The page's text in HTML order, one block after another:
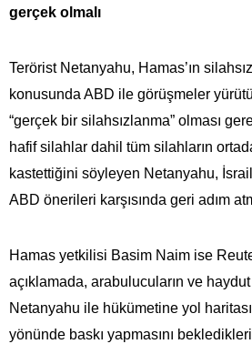
gerçek olmalı
Terörist Netanyahu, Hamas’ın
konusunda ABD ile görüşmeler
“gerçek bir silahsızlanma” olması
hafif silahlar dahil tüm silahların
kastettiğini söyleyen Netanyahu,
ABD önerileri karşısında geri adım
Hamas yetkilisi Basim Naim ise
açıklamada, arabulucuların ve
Netanyahu ile hükümetine yol
yönünde baskı yapmasını